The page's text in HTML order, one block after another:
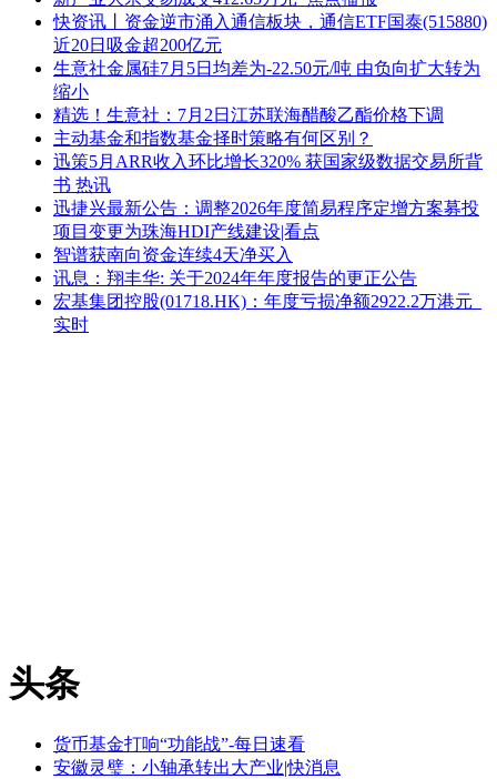
快资讯丨资金逆市涌入通信板块，通信ETF国泰(515880)
近20日吸金超200亿元
生意社金属硅7月5日均差为-22.50元/吨 由负向扩大转为
缩小
精选！生意社：7月2日江苏联海醋酸乙酯价格下调
主动基金和指数基金择时策略有何区别？
迅策5月ARR收入环比增长320% 获国家级数据交易所背
书 热讯
迅捷兴最新公告：调整2026年度简易程序定增方案募投
项目变更为珠海HDI产线建设|看点
智谱获南向资金连续4天净买入
讯息：翔丰华: 关于2024年年度报告的更正公告
宏基集团控股(01718.HK)：年度亏损净额2922.2万港元_
实时
头条
货币基金打响“功能战”-每日速看
安徽灵璧：小轴承转出大产业|快消息